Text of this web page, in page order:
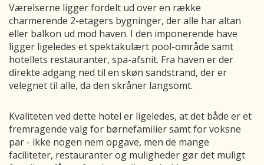
Værelserne ligger fordelt ud over en række
charmerende 2-etagers bygninger, der alle har altan
eller balkon ud mod haven. I den imponerende have
ligger ligeledes et spektakulært pool-område samt
hotellets restauranter, spa-afsnit. Fra haven er der
direkte adgang ned til en skøn sandstrand, der er
velegnet til alle, da den skråner langsomt.
Kvaliteten ved dette hotel er ligeledes, at det både er et
fremragende valg for børnefamilier samt for voksne
par - ikke nogen nem opgave, men de mange
faciliteter, restauranter og muligheder gør det muligt